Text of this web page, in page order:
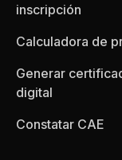
inscripción
Calculadora de
Generar
digital
Constatar CAE